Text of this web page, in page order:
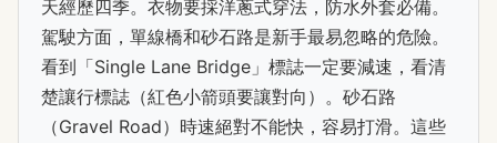
天經歷四季。衣物要採洋蔥式穿法，防水外套必備。
駕駛方面，單線橋和砂石路是新手最易忽略的危險。
看到「Single Lane Bridge」標誌一定要減速，看清
楚讓行標誌（紅色小箭頭要讓對向）。砂石路
（Gravel Road）時速絕對不能快，容易打滑。這些